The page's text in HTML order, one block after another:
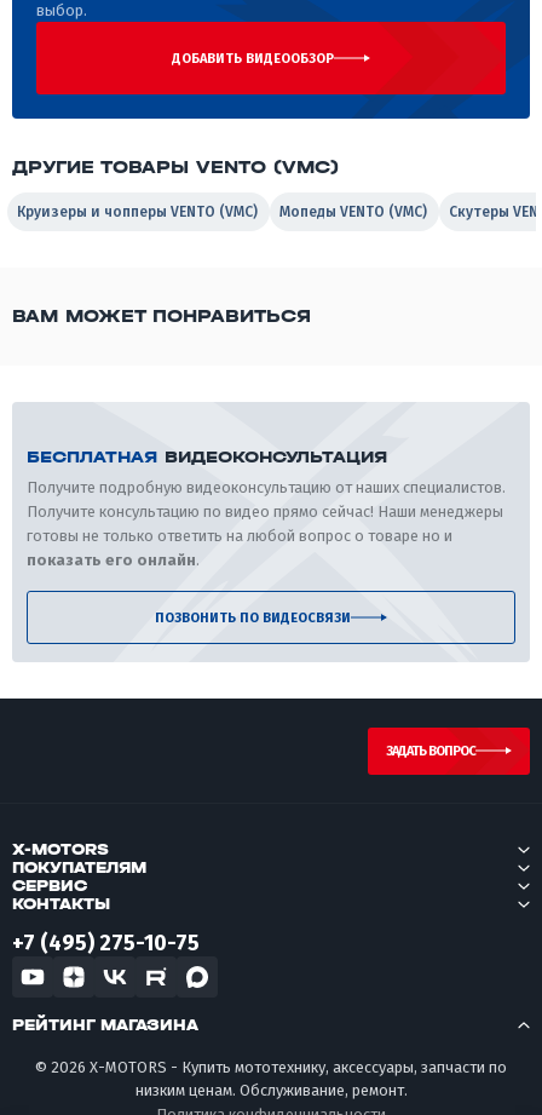
выбор.
ДОБАВИТЬ ВИДЕООБЗОР
ДРУГИЕ ТОВАРЫ VENTO (VMC)
Круизеры и чопперы VENTO (VMC) Мопеды VENTO (VMC) Скутеры
ВАМ МОЖЕТ ПОНРАВИТЬСЯ
БЕСПЛАТНАЯ ВИДЕОКОНСУЛЬТАЦИЯ
Получите подробную видеоконсультацию от наших специалистов.
Получите консультацию по видео прямо сейчас! Наши менеджеры
готовы не только ответить на любой вопрос о товаре но и
показать его онлайн.
ПОЗВОНИТЬ ПО ВИДЕОСВЯЗИ
ЗАДАТЬ ВОПРОС
X-MOTORS
ПОКУПАТЕЛЯМ
СЕРВИС
КОНТАКТЫ
РЕЙТИНГ МАГАЗИНА
+7 (495) 275-10-75
© 2026 X-MOTORS - Купить мототехнику, аксессуары, запчасти по
низким ценам. Обслуживание, ремонт.